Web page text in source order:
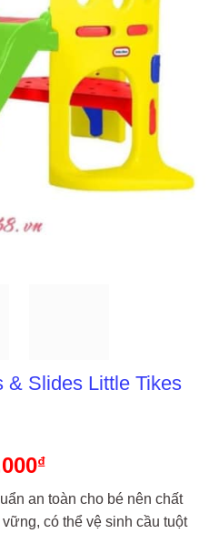
& Slides Little Tikes
₫
hiện
tại
là:
an toàn cho bé nên chất
có thể vệ sinh cầu tuột